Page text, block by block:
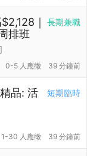
長期兼職
｜
排班
0-5 人應徵 39 分鐘前
短期臨時
品: 活
30 人應徵 39 分鐘前